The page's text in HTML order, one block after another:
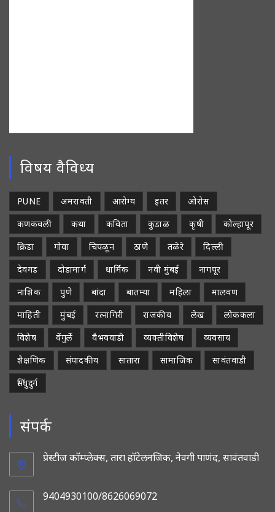
विषय वैविध्य
PUNE अमरावती आरोग्य इतर
ओरोस
कणकवली
कथा कविता कुडाळ कृषी
कोल्हापूर
क्रिडा
गोवा चिपळून ठाणे तळेरे
दिल्ली
देवगड
दोडामार्ग धार्मिक नवी मुंबई
नागपूर
नाशिक
पुणे बांदा बातम्या महिला
मालवण
माहिती
मुंबई रत्नागिरी राजकीय लेख
लोककला
विशेष
वेंगुर्ले वैभववाडी व्यक्तीविशेष
व्यवसाय
शैक्षणिक
संपादकीय सातारा सामाजिक
सावंतवाडी
सिंधुदुर्ग
संपर्क
प्रेस्टीज कॉम्प्लेक्स, तारा हॉटेलनजिक, नेवगी पाणंद, सावंतवाडी
9404930100/8626069072